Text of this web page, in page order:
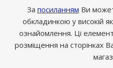
За посиланням Ви
обкладинкою у високій
ознайомлення. Ці
розміщення на сторінках